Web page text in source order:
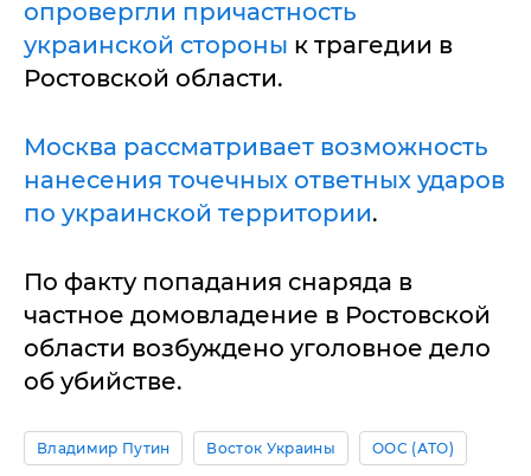
опровергли причастность
украинской стороны к трагедии в
Ростовской области.
Москва рассматривает возможность
нанесения точечных ответных ударов
по украинской территории.
По факту попадания снаряда в
частное домовладение в Ростовской
области возбуждено уголовное дело
об убийстве.
Владимир Путин Восток Украины ООС (АТО)